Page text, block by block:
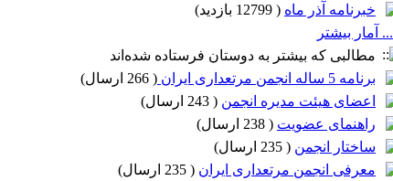
خبرنامه آذر ماه (
)
... آمار بیشتر
مطالبی که بیشتر به دوستان فرستاده شده‌اند
برنامه 5 ساله انجمن مرتعداری ایران
(
)
اعضای هیئت مدیره انجمن (
)
راهنمای عضویت (
)
ساختار انجمن (
)
معرفی انجمن مرتعداری ایران (
)